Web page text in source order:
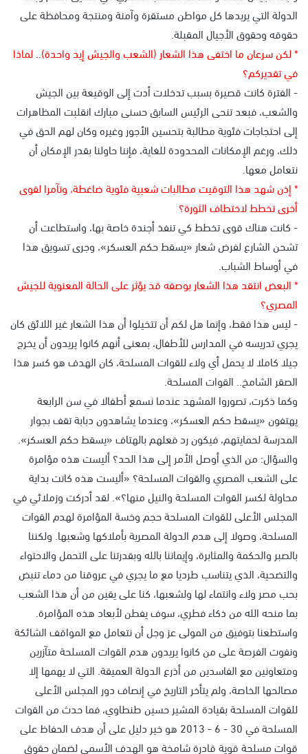
الدولة التي يريدها كل مواطن مستقرة وآمنة ومنتجة ومحافظة على
حقوقه وحقوق الأجيال المقبلة.
* لكن سرعان ما اختفى هذا الشعار (الشعب والجيش إيد واحدة).. لماذا
في تقديركم؟
- الفترة كانت قصيرة بسبب تدخلات أدت إلى الوقيعة بين الجيش
والشعب، فبعد تنحى الرئيس السابق حسنى مبارك انقلبت المظاهرات
إلى احتجاجات فئوية مطالبة بتحسين الأجور وغيره وكان لهم الحق في
ذلك، ورغم الإمكانات المحدودة للغاية، فإننا حاولنا بقدر الإمكان أن
نتعامل معها.
* إذن شهد هذا التوقيت مطالبات شعبية فئوية ضاغطة، وتآمرا لقوى
أخرى تخطط لاختطاف الثورة؟
- كانت هناك قوى تخطط كي تنفذ أجندة خاصة بها، واستطاعت أن
تشحن الشارع لفرض شعار «يسقط حكم العسكر»، وجرى تسويق هذا
في أوساط الشباب.
* البعض انتقد هذا الشعار بوصفه قد يؤثر على الحالة المعنوية للجيش
المصري؟
- ليس هذا فقط، وإنما هل لكم أن تتخيلوا أن هذا الشعار غير اللائق كان
يجري تدريسه في المدارس للأطفال، بمعنى أنهم كانوا يريدون أن يخرج
جيلا كاملا لا يحمل أي ولاء للقوات المسلحة، كان الهدف هو كسر هذا
الصقر الشامخ.. القوات المسلحة.
وكما ذكرت، تصوروا المشهد عندما نسمع أطفالا في سن الرابعة
يهتفون «يسقط حكم العسكر»، وعندما يشاهدون دبابة تقف بجوار
المدرسة لحمايتهم، فيكون رد فعلهم بالهتاف «يسقط حكم العسكر».
والسؤال: من الذي أوصل الأمر إلى هذا الحد؟ أليست هذه مؤامرة
على الشعب المصري والقوات المسلحة؟ «أليست هذه كانت بداية
محاولة لكسر القوات المسلحة والنيل منها؟». لقد أدركت وزملائي في
المجلس الأعلى للقوات المسلحة حجم وخسة المؤامرة لهدم القوات
المسلحة، وصولا إلى هدم الدولة المصرية بأملاكها وشعبها. ولكننا
بالصبر والحكمة والمثابرة، وإيماننا بالله وبقدرتنا على التحمل والاحتواء
والتضحية، الذي يتناسب طرديا مع ما يجري في عروقنا من دماء تنبض
بحب مصر ولاء وانتماء لها ولشعبها، كنا على يقين من أن هذا الشعب
بما منحه الله من ذكاء فطري، سوف يفطن لأبعاد هذه المؤامرة.
واستطعنا بتوفيق من المولى عز وجل أن نتعامل مع المواقف الشائكة
ونفوت الفرصة على من كانوا يريدون هدم القوات المسلحة متآزرين
ومتعاونين مع الفاسدين من أذرع الدولة العميقة. التي لا يهمها إلا
مصالحها الخاصة، ولم يتأخر التاريخ في إنصاف دور المجلس الأعلى
للقوات المسلحة بقيادة المشير حسين طنطاوي، فما حدث من القوات
المسلحة في 30 - 6 - 2013 هو خير دليل على أن هدف الحفاظ على
قوات مسلحة قوية قادرة شامخة هو الهدف الأسمى لضمان حقوق